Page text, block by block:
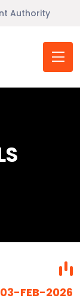
Authority
03-FEB-2026